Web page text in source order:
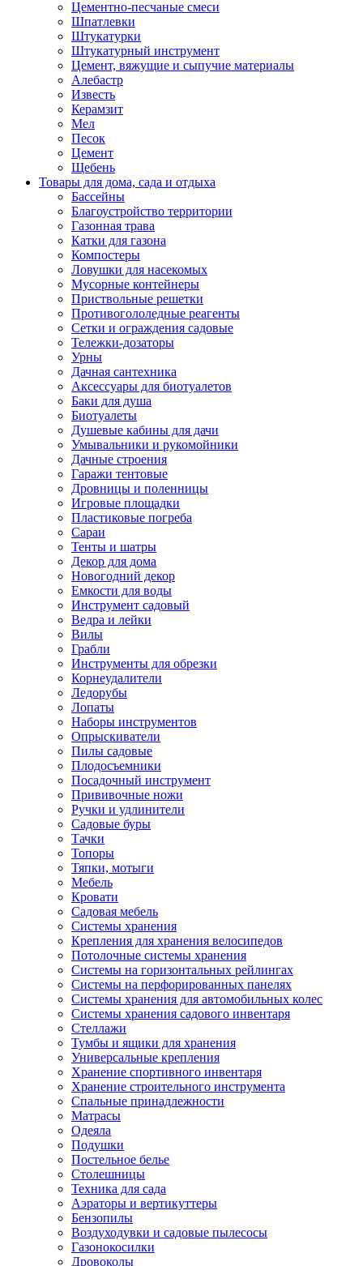
Цементно-песчаные смеси
Шпатлевки
Штукатурки
Штукатурный инструмент
Цемент, вяжущие и сыпучие материалы
Алебастр
Известь
Керамзит
Мел
Песок
Цемент
Щебень
Товары для дома, сада и отдыха
Бассейны
Благоустройство территории
Газонная трава
Катки для газона
Компостеры
Ловушки для насекомых
Мусорные контейнеры
Приствольные решетки
Противогололедные реагенты
Сетки и ограждения садовые
Тележки-дозаторы
Урны
Дачная сантехника
Аксессуары для биотуалетов
Баки для душа
Биотуалеты
Душевые кабины для дачи
Умывальники и рукомойники
Дачные строения
Гаражи тентовые
Дровницы и поленницы
Игровые площадки
Пластиковые погреба
Сараи
Тенты и шатры
Декор для дома
Новогодний декор
Емкости для воды
Инструмент садовый
Ведра и лейки
Вилы
Грабли
Инструменты для обрезки
Корнеудалители
Ледорубы
Лопаты
Наборы инструментов
Опрыскиватели
Пилы садовые
Плодосъемники
Посадочный инструмент
Прививочные ножи
Ручки и удлинители
Садовые буры
Тачки
Топоры
Тяпки, мотыги
Мебель
Кровати
Садовая мебель
Системы хранения
Крепления для хранения велосипедов
Потолочные системы хранения
Системы на горизонтальных рейлингах
Системы на перфорированных панелях
Системы хранения для автомобильных колес
Системы хранения садового инвентаря
Стеллажи
Тумбы и ящики для хранения
Универсальные крепления
Хранение спортивного инвентаря
Хранение строительного инструмента
Спальные принадлежности
Матрасы
Одеяла
Подушки
Постельное белье
Столешницы
Техника для сада
Аэраторы и вертикуттеры
Бензопилы
Воздуходувки и садовые пылесосы
Газонокосилки
Дровоколы